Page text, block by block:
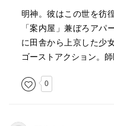
明神。彼はこの世を彷
「案内屋」兼ぼろアパ
に田舎から上京した少
ゴーストアクション。師
0